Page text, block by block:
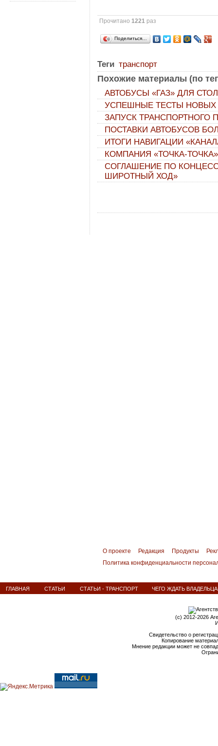
Прочитано1221 раз
Поделиться…
Теги транспорт
Похожие материалы (по
АВТОБУСЫ «ГАЗ» ДЛЯ
УСПЕШНЫЕ ТЕСТЫ НОВЫХ
ЗАПУСК ТРАНСПОРТНОГО
ПОСТАВКИ АВТОБУСОВ
ИТОГИ НАВИГАЦИИ
КОМПАНИЯ «ТОЧКА-
СОГЛАШЕНИЕ ПО
ШИРОТНЫЙ ХОД»
О проекте Редакция Продукты
Политика конфиденциальности
ГЛАВНАЯ СТАТЬИ СТАТЬИ - ТРАНСПОРТ ЧЕГО ЖДАТЬ
(c) 2012-2026
Свидетельство о
Копирование
Мнение редакции может не